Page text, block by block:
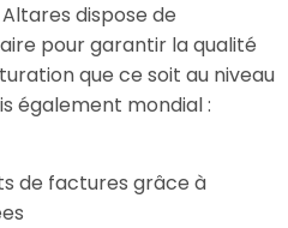
dispose de
pour garantir la qualité
que ce soit au niveau
également mondial :
de factures grâce à